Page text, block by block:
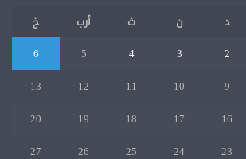
د ن ث أرب
خ
2
3
4
5
6
9
10
11
12
13
16
17
18
19
20
23
24
25
26
27